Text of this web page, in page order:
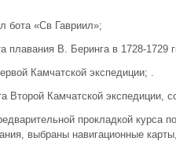
бота «Св Гавриил»;
плавания В. Беринга в 1728-1729
Камчатской экспедиции; .
Второй Камчатской экспедиции,
прокладкой курса
выбраны навигационные